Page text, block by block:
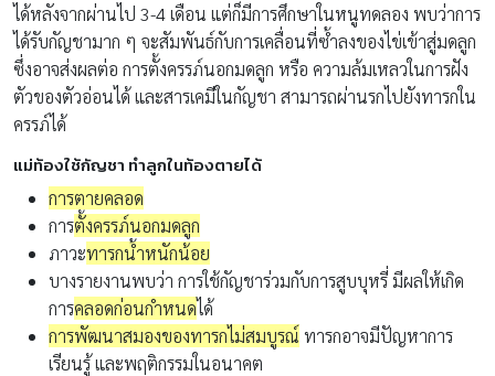
ได้หลังจากผ่านไป 3-4 เดือน แต่ก็มีการศึกษาในหนูทดลอง พบว่าการ
ได้รับกัญชามาก ๆ จะสัมพันธ์กับการเคลื่อนที่ซ้ำลงของไข่เข้าสู่มดลูก
ซึ่งอาจส่งผลต่อ การตั้งครรภ์นอกมดลูก หรือ ความล้มเหลวในการฝัง
ตัวของตัวอ่อนได้ และสารเคมีในกัญชา สามารถผ่านรกไปยังทารกใน
ครรภ์ได้
แม่ท้องใช้กัญชา ทำลูกในท้องตายได้
การตายคลอด
การตั้งครรภ์นอกมดลูก
ภาวะทารกน้ำหนักน้อย
บางรายงานพบว่า การใช้กัญชาร่วมกับการสูบบุหรี่ มีผลให้เกิด
การคลอดก่อนกำหนดได้
การพัฒนาสมองของทารกไม่สมบูรณ์ ทารกอาจมีปัญหาการ
เรียนรู้ และพฤติกรรมในอนาคต